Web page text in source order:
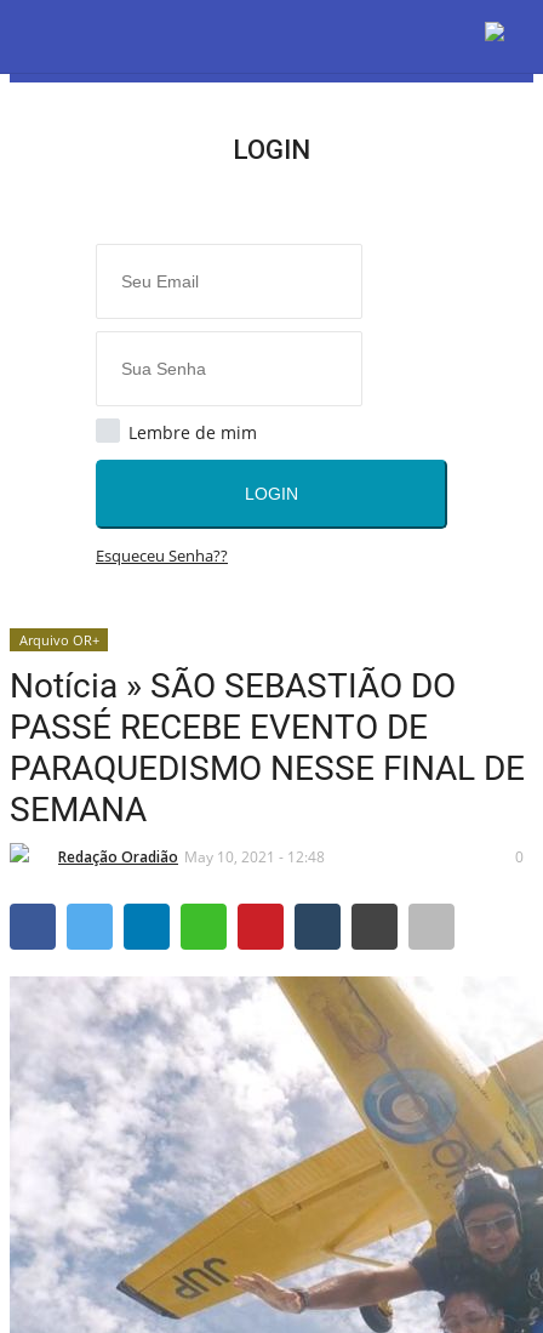
LOGIN
O Radião News
Radio & Tv
Radio & TV
Tds
Assinante
Economia
Educação
Municípios
Tds
São Sebastião do Passé
Candeias
São Francisco do Conde
Madre de Deus
Salvador
LOGIN
Lembre de mim
LOGIN
Esqueceu Senha??
Arquivo OR+
Notícia » SÃO SEBASTIÃO DO
PASSÉ RECEBE EVENTO DE
PARAQUEDISMO NESSE FINAL DE
SEMANA
Redação Oradião May 10, 2021 - 12:48 0